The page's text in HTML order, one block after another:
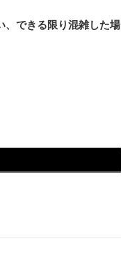
、できる限り混雑した場